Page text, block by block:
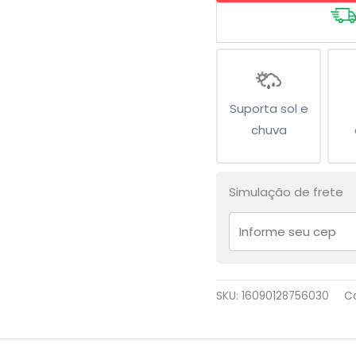
Suporta sol e
chuva
Simulação de frete
SKU: 16090128756030